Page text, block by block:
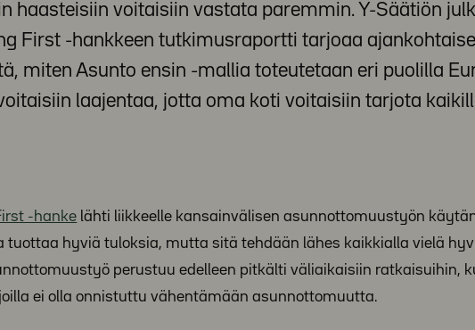
haasteisiin voitaisiin vastata paremmin. Y-Säätiön
First -hankkeen tutkimusraportti tarjoaa
miten Asunto ensin -mallia toteutetaan eri puolilla
laajentaa, jotta oma koti voitaisiin tarjota
-hanke lähti liikkeelle kansainvälisen asunnottomuustyön
tuottaa hyviä tuloksia, mutta sitä tehdään lähes kaikkialla vielä
perustuu edelleen pitkälti väliaikaisiin ratkaisuihin,
ei olla onnistuttu vähentämään asunnottomuutta.